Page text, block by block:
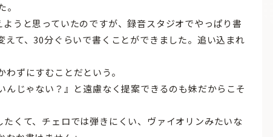
うと思っていたのですが、録音スタジオでやっぱり書
て、30分ぐらいで書くことができました。追い込まれ
ずにすむことだという。
んじゃない？』と遠慮なく提案できるのも妹だからこそ
くて、チェロでは弾きにくい、ヴァイオリンみたいな